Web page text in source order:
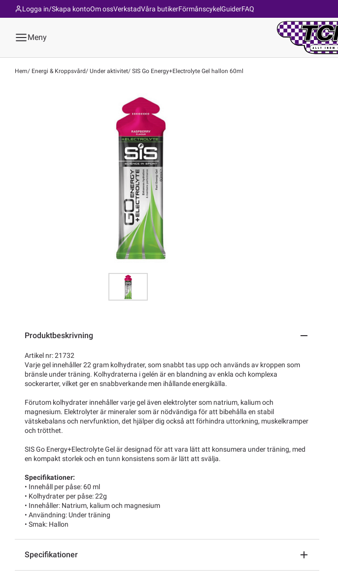
Om ossVerkstadVåra butikerFörmånscykelGuiderFAQ
Logga in/Skapa konto
Meny
Hem Energi & Kroppsvård Under aktivitet SIS Go Energy+Electrolyte Gel hallon 60ml
Produktbeskrivning
Artikel nr: 21732
Varje gel innehåller 22 gram kolhydrater, som snabbt tas upp och används av kroppen som
bränsle under träning. Kolhydraterna i gelén är en blandning av enkla och komplexa
sockerarter, vilket ger en snabbverkande men ihållande energikälla.
Förutom kolhydrater innehåller varje gel även elektrolyter som natrium, kalium och
magnesium. Elektrolyter är mineraler som är nödvändiga för att bibehålla en stabil
vätskebalans och nervfunktion, det hjälper dig också att förhindra uttorkning, muskelkramper
och trötthet.
SIS Go Energy+Electrolyte Gel är designad för att vara lätt att konsumera under träning, med
en kompakt storlek och en tunn konsistens som är lätt att svälja.
Specifikationer:
• Innehåll per påse: 60 ml
• Kolhydrater per påse: 22g
• Innehåller: Natrium, kalium och magnesium
• Användning: Under träning
• Smak: Hallon
Specifikationer